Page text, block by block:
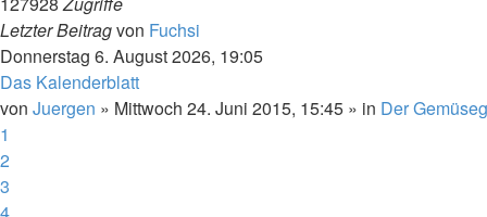
Letzter Beitragvon Fuchsi
Donnerstag 6. August 2026, 19:05
Das Kalenderblatt
von Juergen » Mittwoch 24. Juni 2015, 15:45 » in Der
1
2
3